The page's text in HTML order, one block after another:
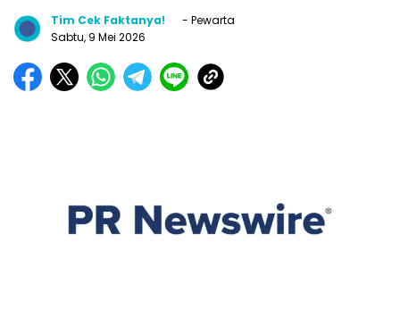
Tim Cek Faktanya!
- Pewarta
Sabtu, 9 Mei 2026